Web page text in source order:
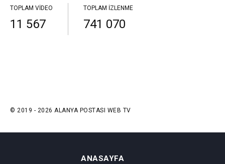
TOPLAM VIDEO
11 567
TOPLAM İZLENME
741 070
© 2019 - 2026 ALANYA POSTASI WEB TV
ANASAYFA